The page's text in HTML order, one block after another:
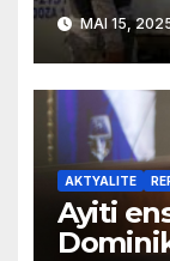
MAI 15,
AKTYALITE
Ayiti